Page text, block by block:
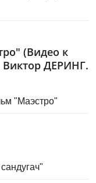
(Видео к
Виктор ДЕРИНГ.
"Маэстро"